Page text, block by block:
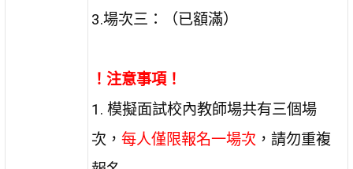
3.場次三：（已額滿）
！注意事項！
1. 模擬面試校內教師場共有三個場
次，每人僅限報名一場次 ，請勿重複